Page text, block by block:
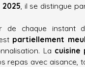
2025 , il se distingue
de chaque instant
partiellement
La cuisine
repas avec aisance,